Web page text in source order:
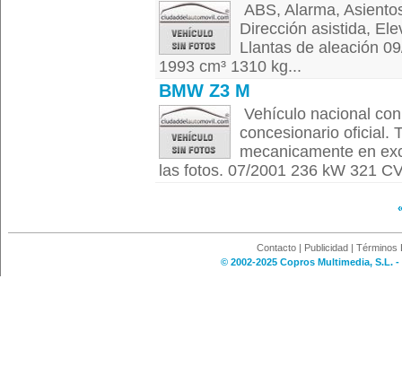
ABS, Alarma,
Dirección asistida,
Llantas de aleación
1993 cm³ 1310 kg...
BMW Z3 M
Vehículo nacional
concesionario oficial.
mecanicamente en
las fotos. 07/2001 236 kW 321
Contacto | Publicidad | Términos
© 2002-2025 Copros Multimedia, S.L.